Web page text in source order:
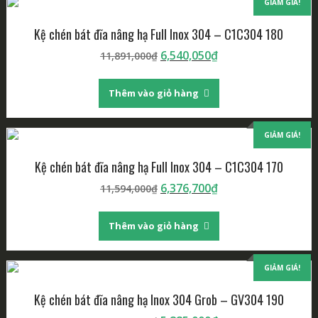
Kệ chén bát đĩa nâng hạ Full Inox 304 – C1C304 180
11,891,000₫ Giá
là:
11,891,000₫.
6,540,050₫Giá
6,540,050₫.
Thêm vào giỏ hàng
GIẢM GIÁ!
Kệ chén bát đĩa nâng hạ Full Inox 304 – C1C304 170
11,594,000₫ Giá
là:
11,594,000₫.
6,376,700₫Giá
6,376,700₫.
Thêm vào giỏ hàng
GIẢM GIÁ!
Kệ chén bát đĩa nâng hạ Inox 304 Grob – GV304 190